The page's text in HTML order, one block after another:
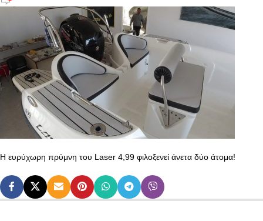
Η ευρύχωρη πρύμνη του Laser 4,99 φιλοξενεί άνετα δύο άτομα!